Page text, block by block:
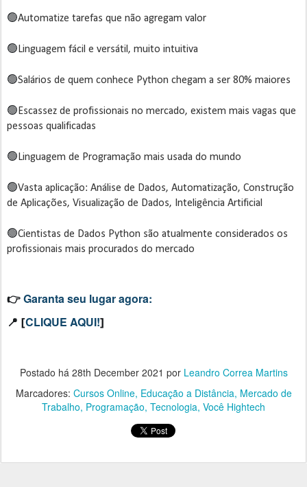
🟢Automatize tarefas que não agregam valor
🟢 Linguagem fácil e versátil, muito intuitiva
🟢Salários de quem conhece Python chegam a ser 80% maiores
🟢 Escassez de profissionais no mercado, existem mais vagas que
pessoas qualificadas
🟢 Linguagem de Programação mais usada do mundo
🟢Vasta aplicação: Análise de Dados, Automatização, Construção
de Aplicações, Visualização de Dados, Inteligência Artificial
🟢Cientistas de Dados Python são atualmente considerados os
profissionais mais procurados do mercado
👉 Garanta seu lugar agora:
📍 [CLIQUE AQUI!]
Postado há 28th December 2021 por Leandro Correa Martins
Marcadores: Cursos Online Educação a Distância Mercado de
Trabalho Programação Tecnologia Você Hightech